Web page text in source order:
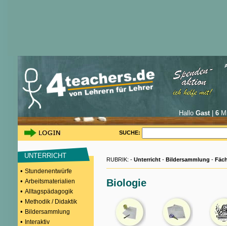
Hallo Gast| 6
SUCHE:
UNTERRICHT
• Stundenentwürfe
• Arbeitsmaterialien
• Alltagspädagogik
• Methodik / Didaktik
• Bildersammlung
• Interaktiv
RUBRIK: - Unterricht - Bildersammlung -
Biologie